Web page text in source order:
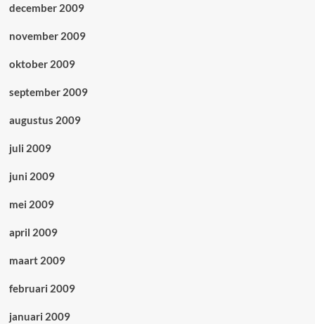
december 2009
november 2009
oktober 2009
september 2009
augustus 2009
juli 2009
juni 2009
mei 2009
april 2009
maart 2009
februari 2009
januari 2009